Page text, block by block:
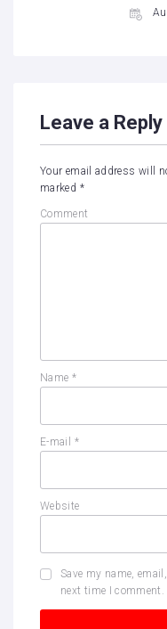
Leave a Reply
Your email address will
marked *
Comment
Name *
E-mail *
Website
Save my name,
next time I comment.